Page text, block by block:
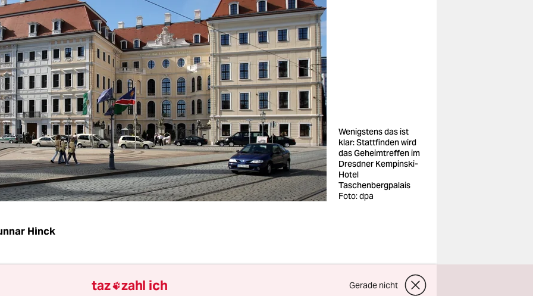
Wenigstens das ist
klar: Stattfinden wird
das Geheimtreffen im
Dresdner Kempinski-
Hotel
Taschenbergpalais
Foto: dpa
Hinck
taz am Freitag über den bislang geheim gehaltenen
der diesjährigen Bilderberg-Konferenz berichtete, reagiert
taz zahl ich Gerade nicht